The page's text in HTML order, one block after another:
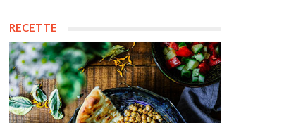
RECETTE